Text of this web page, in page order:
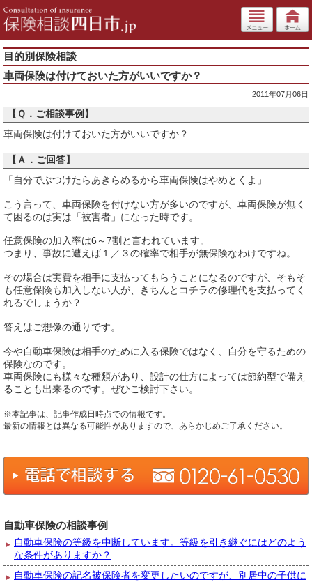
目的別保険相談
車両保険は付けておいた方がいいですか？
2011年07月06日
【Ｑ．ご相談事例】
車両保険は付けておいた方がいいですか？
【Ａ．ご回答】
「自分でぶつけたらあきらめるから車両保険はやめとくよ」
こう言って、車両保険を付けない方が多いのですが、車両保険が無く
て困るのは実は「被害者」になった時です。
任意保険の加入率は6～7割と言われています。
つまり、事故に遭えば１／３の確率で相手が無保険なわけですね。
その場合は実費を相手に支払ってもらうことになるのですが、そもそ
も任意保険も加入しない人が、きちんとコチラの修理代を支払ってく
れるでしょうか？
答えはご想像の通りです。
今や自動車保険は相手のために入る保険ではなく、自分を守るための
保険なのです。
車両保険にも様々な種類があり、設計の仕方によっては節約型で備え
ることも出来るのです。ぜひご検討下さい。
※本記事は、記事作成日時点での情報です。
最新の情報とは異なる可能性がありますので、あらかじめご了承ください。
自動車保険の相談事例
自動車保険の等級を中断しています。等級を引き継ぐにはどのよう
な条件がありますか？
自動車保険の記名被保険者を変更したいのですが、別居中の子供に